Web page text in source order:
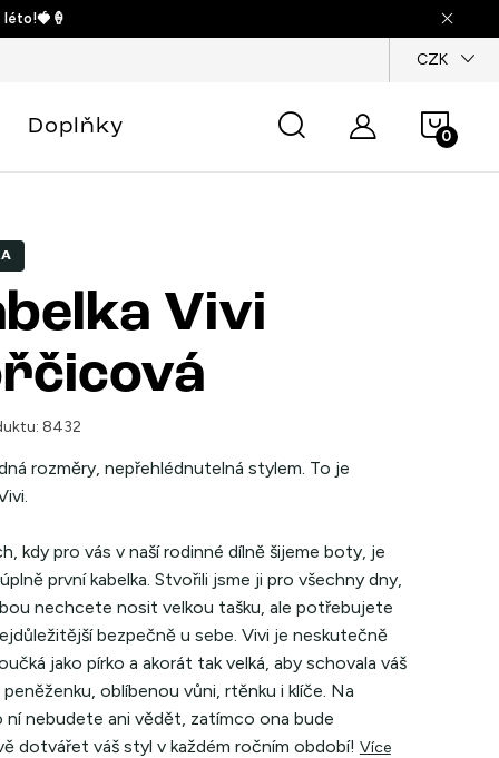
léto!🍓🍦
CZK
košík
Doplňky
Vivi
8432
rozměry, nepřehlédnutelná stylem. To je
kdy pro vás v naší rodinné dílně šijeme boty, je
první kabelka. Stvořili jsme ji pro všechny dny,
nechcete nosit velkou tašku, ale potřebujete
bezpečně u sebe. Vivi je neskutečně
jako pírko a akorát tak velká, aby schovala váš
oblíbenou vůni, rtěnku i klíče. Na
ní nebudete ani vědět, zatímco ona bude
dotvářet váš styl v každém ročním období! Více